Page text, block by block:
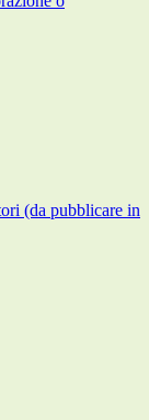
(da pubblicare in